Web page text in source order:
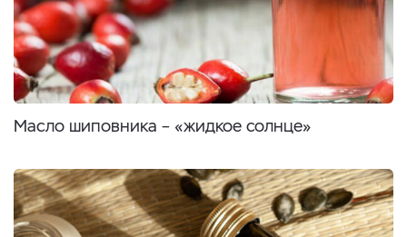
Масло шиповника – «жидкое солнце»